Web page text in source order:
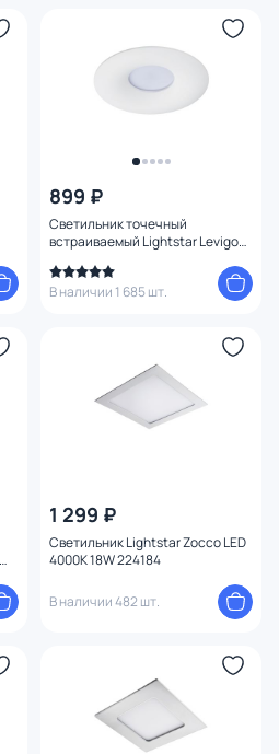
899 ₽
Светильник точечный
встраиваемый Lightstar Levigo
В наличии 1 685 шт.
1 299 ₽
Светильник Lightstar Zocco LED
4000K 18W 224184
В наличии 482 шт.